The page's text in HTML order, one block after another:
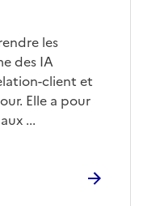
les
des IA
client et
Elle a pour
...